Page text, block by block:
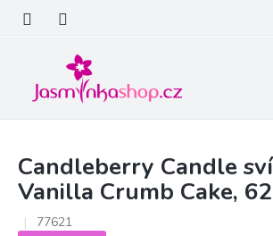
obsah
Candleberry Candle
Vanilla Crumb Cake,
77621